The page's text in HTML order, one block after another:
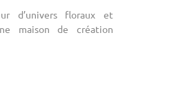
d’univers floraux et
maison de création